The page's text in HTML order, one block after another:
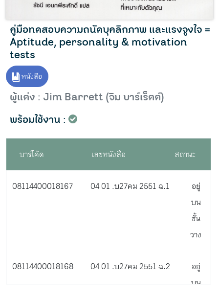
คู่มือทดสอบความถนัดบุคลิกภาพ และแรงจูงใจ =
Aptitude, personality & motivation
tests
หนังสือ
ผู้แต่ง : Jim Barrett (จิม บาร์เร็ตต์)
พร้อมใช้งาน :
บาร์โค้ด เลขหนังสือ สถานะ
08114400018167 04 01 .บ27คม 2551 ฉ.1
อยู่
บน
ชั้น
วาง
08114400018168 04 01 .บ27คม 2551 ฉ.2
อยู่
บน